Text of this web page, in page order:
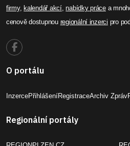
firmy, kalendář akcí,nabídky prácea
cenově dostupnou regionální inzerci pro
O portálu
InzercePřihlášeníRegistraceArchiv Zpráv
Regionální portály